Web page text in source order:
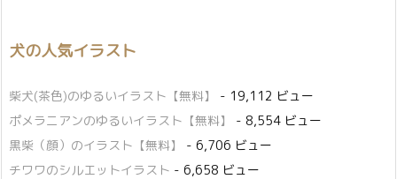
犬の人気イラスト
柴犬(茶色)のゆるいイラスト【無料】
- 19,112 ビュー
ポメラニアンのゆるいイラスト【無料】
- 8,554 ビュー
黒柴（顔）のイラスト【無料】
- 6,706 ビュー
チワワのシルエットイラスト - 6,658 ビュー